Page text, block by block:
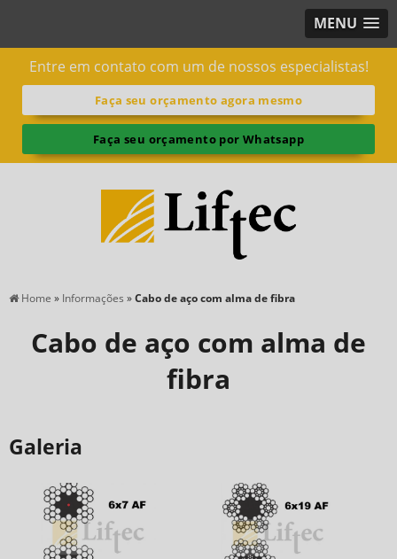
MENU
Entre em contato com um de nossos especialistas!
Faça seu orçamento agora mesmo
Faça seu orçamento por Whatsapp
Home » Informações »Cabo de aço com alma de fibra
Cabo de aço com alma de
fibra
Galeria